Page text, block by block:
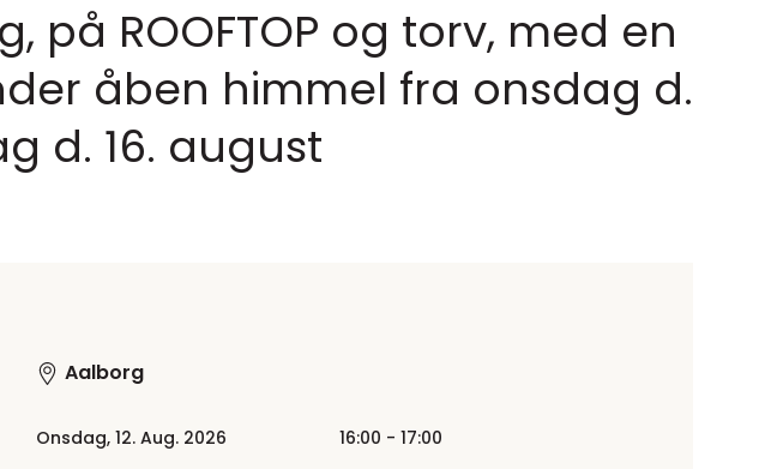
på ROOFTOP og torv, med en
åben himmel fra onsdag d.
d. 16. august
Aalborg
Onsdag, 12. Aug. 2026
16:00 - 17:00